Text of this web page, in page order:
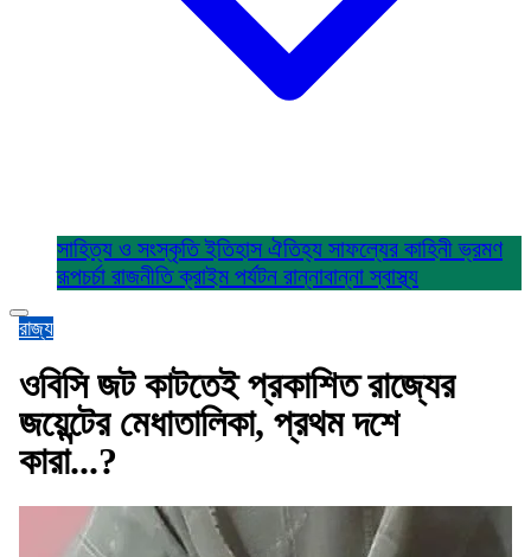
সাহিত্য ও সংস্কৃতিইতিহাস ঐতিহ্য সাফল্যের কাহিনীভ্রমণ
রূপচর্চা রাজনীতিক্রাইম পর্যটন রান্নাবান্নাস্বাস্থ্য
রাজ্য
ওবিসি জট কাটতেই প্রকাশিত রাজ্যের
জয়েন্টের মেধাতালিকা, প্রথম দশে
কারা...?